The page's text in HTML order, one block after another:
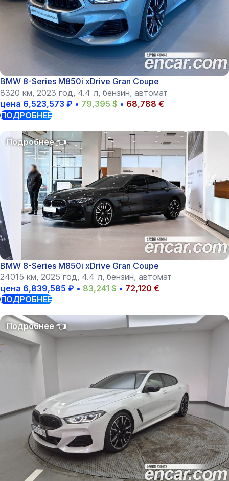
BMW 8-Series M850i xDrive Gran Coupe
8320 км, 2023 год, 4.4 л, бензин, автомат
цена 6,523,573 ₽ • 79,395 $ • 68,788 €
ПОДРОБНЕЕ
BMW 8-Series M850i xDrive Gran Coupe
24015 км, 2025 год, 4.4 л, бензин, автомат
цена 6,839,585 ₽ • 83,241 $ • 72,120 €
ПОДРОБНЕЕ